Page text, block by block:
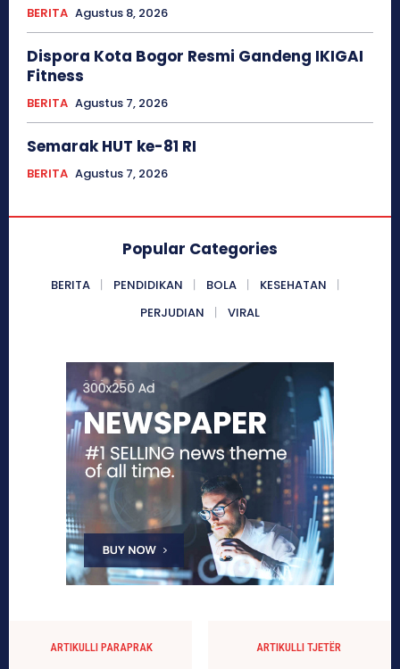
BERITA Agustus 8, 2026
Dispora Kota Bogor Resmi Gandeng IKIGAI
Fitness
BERITA Agustus 7, 2026
Semarak HUT ke-81 RI
BERITA Agustus 7, 2026
Popular Categories
BERITA PENDIDIKAN BOLA
KESEHATAN
PERJUDIAN
VIRAL
ARTIKULLI PARAPRAK ARTIKULLI TJETËR